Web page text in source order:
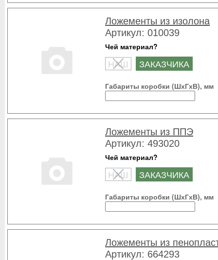
Ложементы из изолона
Артикул: 010039
Чей материал?
НАШ ЗАКАЗЧИКА
Габариты коробки (ШхГхВ), мм
Ложементы из ППЭ
Артикул: 493020
Чей материал?
НАШ ЗАКАЗЧИКА
Габариты коробки (ШхГхВ), мм
Ложементы из
Артикул: 664293